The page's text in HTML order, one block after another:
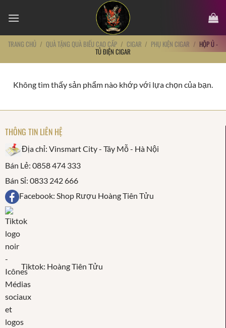
đến
dungTRANG CHỦ / QUÀ TẶNG QUÀ BIẾU CAO CẤP / CIGAR / PHỤ KIỆN CIGAR / HỘP Ủ -
TỦ ĐIỆN CIGAR
Không tìm thấy sản phẩm nào khớp với lựa chọn của bạn.
THÔNG TIN LIÊN HỆ
Địa chỉ: Vinsmart City - Tây Mỗ - Hà Nội
Bán Lẻ: 0858 474 333
Bán Sỉ: 0833 242 666
Facebook: Shop Rượu Hoàng Tiên Tửu
Tiktok: Hoàng Tiên Tửu